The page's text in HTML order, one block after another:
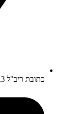
כתובת ריב"ל 3, תל-אביב 6777834